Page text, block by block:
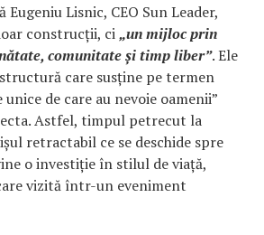
Eugeniu Lisnic, CEO Sun Leader,
construcții, ci„un mijloc prin
comunitate și timp liber”. Ele
care susține pe termen
de care au nevoie oamenii”
Astfel, timpul petrecut la
retractabil ce se deschide spre
o investiție în stilul de viață,
vizită într-un eveniment